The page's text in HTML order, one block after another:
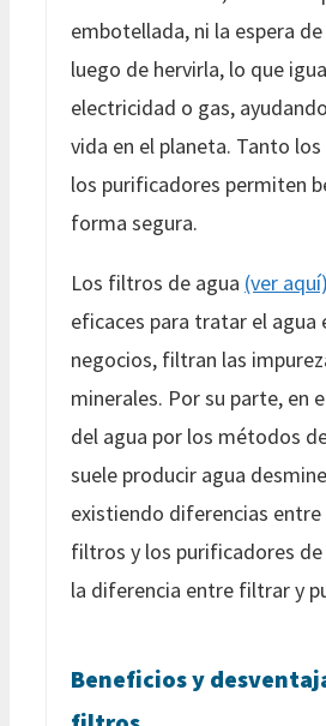
embotellada, ni la espera
luego de hervirla, lo que
electricidad o gas,
vida en el planeta. Tanto
los purificadores permiten
forma segura.
Los filtros de agua (ver aquí)
eficaces para tratar el agua
negocios, filtran las
minerales. Por su parte, en
del agua por los métodos
suele producir agua
existiendo diferencias entre
filtros y los purificadores de
la diferencia entre filtrar y
Beneficios y